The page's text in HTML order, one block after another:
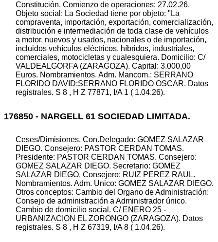
Constitución. Comienzo de operaciones: 27.02.26.
Objeto social: La Sociedad tiene por objeto: "La
compraventa, importación, exportación, comercialización,
distribución e intermediación de toda clase de vehículos
a motor, nuevos y usados, nacionales o de importación,
incluidos vehículos eléctricos, híbridos, industriales,
comerciales, motocicletas y cualesquiera. Domicilio: C/
VALDEALGORFA (ZARAGOZA). Capital: 3.000,00
Euros. Nombramientos. Adm. Mancom.: SERRANO
FLORIDO DAVID;SERRANO FLORIDO OSCAR. Datos
registrales. S 8 , H Z 77871, I/A 1 ( 1.04.26).
176850 - NARGELL 61 SOCIEDAD LIMITADA.
Ceses/Dimisiones. Con.Delegado: GOMEZ SALAZAR
DIEGO. Consejero: PASTOR CERDAN TOMAS.
Presidente: PASTOR CERDAN TOMAS. Consejero:
GOMEZ SALAZAR DIEGO. Secretario: GOMEZ
SALAZAR DIEGO. Consejero: RUIZ PEREZ RAUL.
Nombramientos. Adm. Unico: GOMEZ SALAZAR DIEGO.
Otros conceptos: Cambio del Organo de Administración:
Consejo de administración a Administrador único.
Cambio de domicilio social. C/ ENERO 25 -
URBANIZACION EL ZORONGO (ZARAGOZA). Datos
registrales. S 8 , H Z 67319, I/A 8 ( 1.04.26).